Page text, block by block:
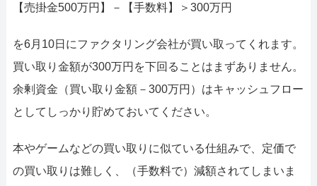
【売掛金500万円】－【手数料】＞300万円
を6月10日にファクタリング会社が買い取ってくれます。
買い取り金額が300万円を下回ることはまずありません。
余剰資金（買い取り金額－300万円）はキャッシュフロー
としてしっかり貯めておいてください。
本やゲームなどの買い取りに似ている仕組みで、定価で
の買い取りは難しく、（手数料で）減額されてしまいま